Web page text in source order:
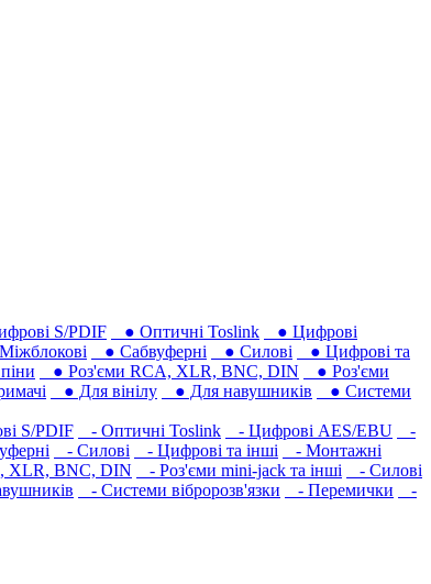
S/PDIF ● Оптичні Toslink
● Цифрові
● Сабвуферні ● Силові
● Цифрові та
● Роз'єми RCA, XLR, BNC, DIN
● Роз'єми
● Для вінілу ● Для навушників‎
● Системи
S/PDIF - Оптичні Toslink - Цифрові AES/EBU
-
- Силові - Цифрові та інші
- Монтажні
XLR, BNC, DIN - Роз'єми mini-jack та інші
- Силові
- Системи вібророзв'язки - Перемички
-